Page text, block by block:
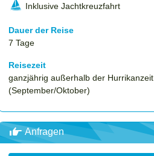
Inklusive Jachtkreuzfahrt
Dauer der Reise
7 Tage
Reisezeit
ganzjährig außerhalb der Hurrikanzeit
(September/Oktober)
Anfragen